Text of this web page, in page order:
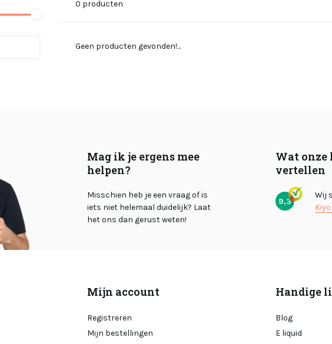
0 producten
Geen producten gevonden!...
Mag ik je ergens mee
helpen?
Misschien heb je een vraag of is
iets niet helemaal duidelijk? Laat
het ons dan gerust weten!
Wat
vertellen
9,3
Wij
Mijn account
Registreren
Mijn bestellingen
Handige
Blog
E liquid